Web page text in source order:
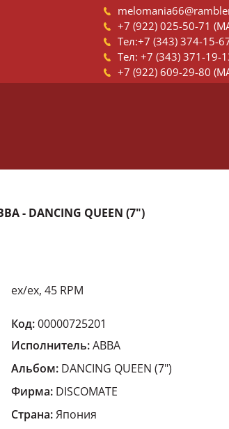
+7 (922) 025-50-71
Тел:+7 (343) 374-15-
Тел: +7 (343) 371-
+7 (922) 609-29-80
- DANCING QUEEN (7")
ex/ex, 45 RPM
Код:00000725201
Исполнитель:ABBA
Альбом: DANCING QUEEN (7")
Фирма: DISCOMATE
Страна:Япония